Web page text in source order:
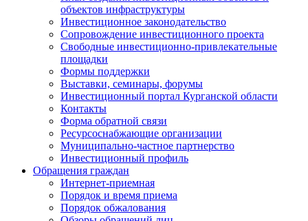
объектов инфраструктуры
Инвестиционное законодательство
Сопровождение инвестиционного проекта
Свободные инвестиционно-привлекательные
площадки
Формы поддержки
Выставки, семинары, форумы
Инвестиционный портал Курганской области
Контакты
Форма обратной связи
Ресурсоснабжающие организации
Муниципально-частное партнерство
Инвестиционный профиль
Обращения граждан
Интернет-приемная
Порядок и время приема
Порядок обжалования